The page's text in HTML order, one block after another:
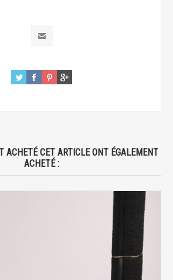
ACHETÉ CET ARTICLE ONT ÉGALEMENT
ACHETÉ :